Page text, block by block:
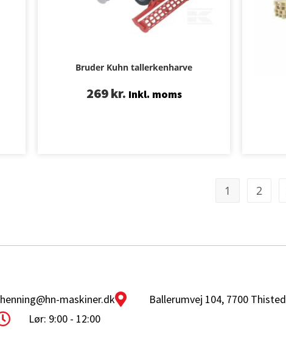
Bruder Kuhn tallerkenharve
269kr. Inkl. moms
1 2
henning@hn-maskiner.dk
Ballerumvej 104, 7700 Thisted
Lør: 9:00 - 12:00